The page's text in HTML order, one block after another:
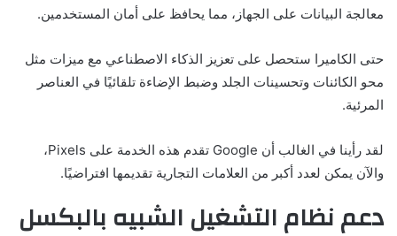
معالجة البيانات على الجهاز، مما يحافظ على أمان المستخدمين.
حتى الكاميرا ستحصل على تعزيز الذكاء الاصطناعي مع ميزات مثل
محو الكائنات وتحسينات الجلد وضبط الإضاءة تلقائيًا في العناصر
المرئية.
لقد رأينا في الغالب أن Google تقدم هذه الخدمة على Pixels،
والآن يمكن لعدد أكبر من العلامات التجارية تقديمها افتراضيًا.
دعم نظام التشغيل الشبيه بالبكسل